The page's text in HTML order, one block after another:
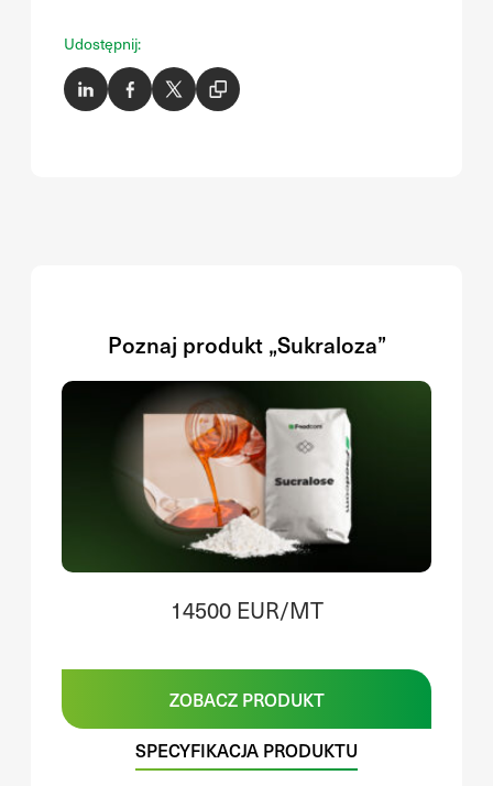
Udostępnij:
Poznaj produkt „Sukraloza”
14500 EUR/MT
ZOBACZ PRODUKT
SPECYFIKACJA PRODUKTU